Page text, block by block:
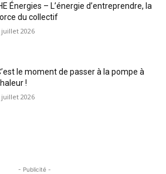
Énergies – L’énergie d’entreprendre, la
du collectif
juillet 2026
le moment de passer à la pompe à
!
juillet 2026
- Publicité -